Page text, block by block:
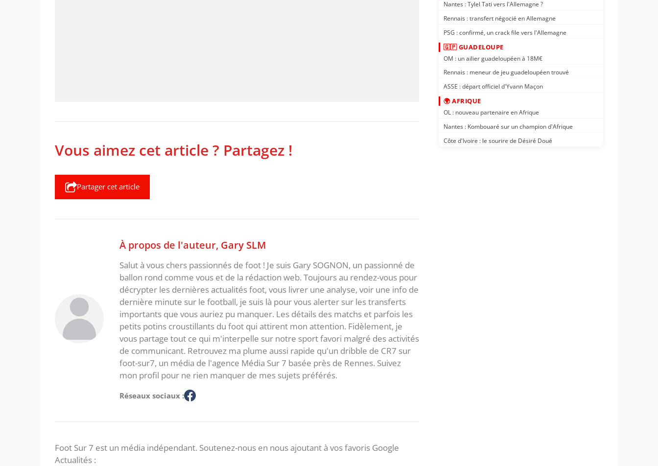
Vous aimez cet article ? Partagez !
Partager cet article
À propos de l'auteur, Gary SLM
Salut à vous chers passionnés de foot ! Je suis Gary SOGNON, un passionné de
ballon rond comme vous et de la rédaction web. Toujours au rendez-vous pour
décrypter les dernières actualités foot, vous livrer une analyse, voir une info de
dernière minute sur le football, je suis là pour vous alerter sur les transferts
importants que vous auriez pu manquer. Les détails des matchs et parfois les
petits potins croustillants du foot qui attirent mon attention. Fidèlement, je
vous partage tout ce qui m'interpelle sur notre sport favori malgré des activités
de communicant. Retrouvez ma plume aussi rapide qu'un dribble de CR7 sur
foot-sur7, un média de l'agence Média Sur 7 basée près de Rennes. Suivez
mon profil pour ne rien manquer de mes sujets préférés.
Réseaux sociaux :
Foot Sur 7 est un média indépendant. Soutenez-nous en nous ajoutant à vos favoris Google
Actualités :
Nantes : Tylel Tati vers l'Allemagne ?
Rennais : transfert négocié en Allemagne
PSG : confirmé, un crack file vers l'Allemagne
🇬🇵 GUADELOUPE
OM : un ailier guadeloupéen à 18M€
Rennais : meneur de jeu guadeloupéen trouvé
ASSE : départ officiel d'Yvann Maçon
🌍 AFRIQUE
OL : nouveau partenaire en Afrique
Nantes : Kombouaré sur un champion d'Afrique
Côte d'Ivoire : le sourire de Désiré Doué